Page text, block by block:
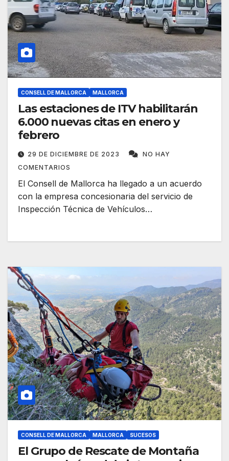
CONSELL DE MALLORCA MALLORCA
Las estaciones de ITV habilitarán
6.000 nuevas citas en enero y
febrero
29 DE DICIEMBRE DE 2023
NO HAY
COMENTARIOS
El Consell de Mallorca ha llegado a un acuerdo
con la empresa concesionaria del servicio de
Inspección Técnica de Vehículos…
CONSELL DE MALLORCA MALLORCA SUCESOS
El Grupo de Rescate de Montaña